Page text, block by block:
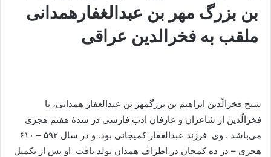
بن بزرگ مهر بن عبدالغفارهمدانی
ملقب به فخرالدین عراقی
شیخ فخرالّدین ابراهیم بن بزرگمهر بن عبدالغفار همدانی، یا
فخرالّدین از شاعران و عارفان ادب فارسی در سدهٔ هفتم هجری
می‌باشد . وی فرزند عبدالغفار کمیجانی بود. و در سال ۵۹۲ – ۶۱۰
هجری – در ده کمجان در اطراف همدان تولد یافت او پس از تکمیل